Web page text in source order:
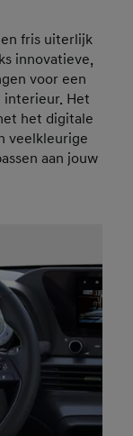
fris uiterlijk
innovatieve,
voor een
interieur. Het
het digitale
veelkleurige
aan jouw